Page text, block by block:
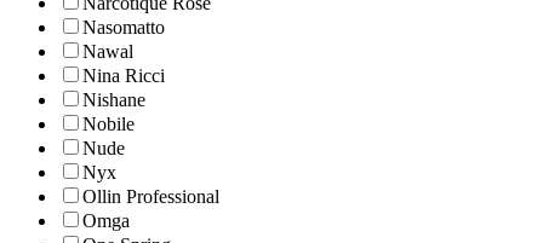
Nasomatto
Nawal
Nina Ricci
Nishane
Nobile
Nude
Nyx
Ollin Professional
Omga